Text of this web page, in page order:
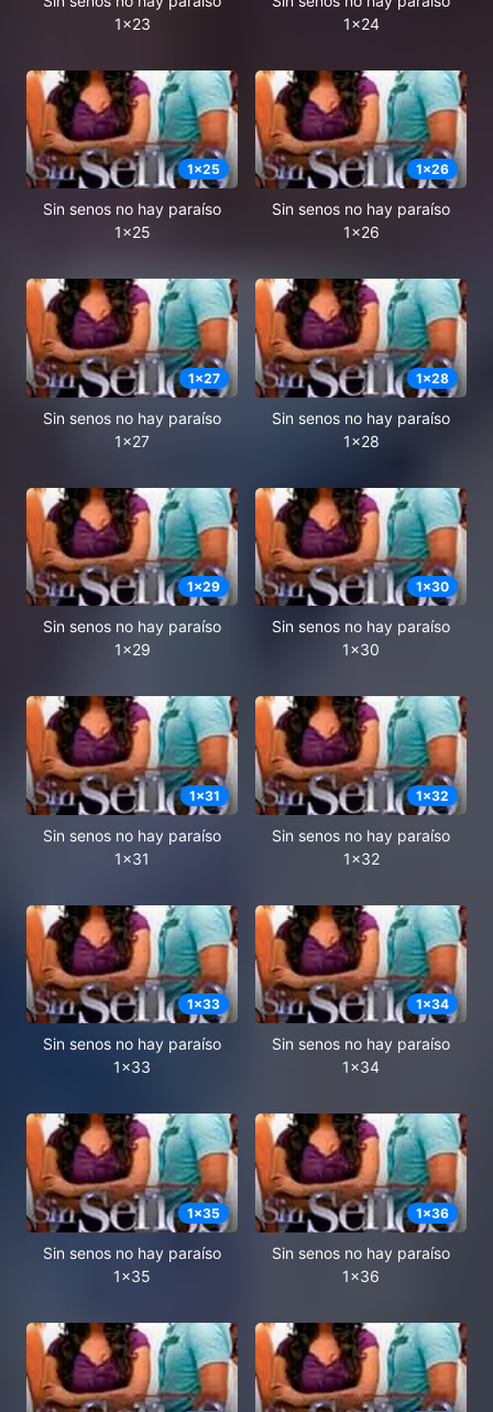
1x23
1x24
1x25
Sin senos no hay paraíso
1x25
1x26
Sin senos no hay paraíso
1x26
1x27
Sin senos no hay paraíso
1x27
1x28
Sin senos no hay paraíso
1x28
1x29
Sin senos no hay paraíso
1x29
1x30
Sin senos no hay paraíso
1x30
1x31
Sin senos no hay paraíso
1x31
1x32
Sin senos no hay paraíso
1x32
1x33
Sin senos no hay paraíso
1x33
1x34
Sin senos no hay paraíso
1x34
1x35
Sin senos no hay paraíso
1x35
1x36
Sin senos no hay paraíso
1x36